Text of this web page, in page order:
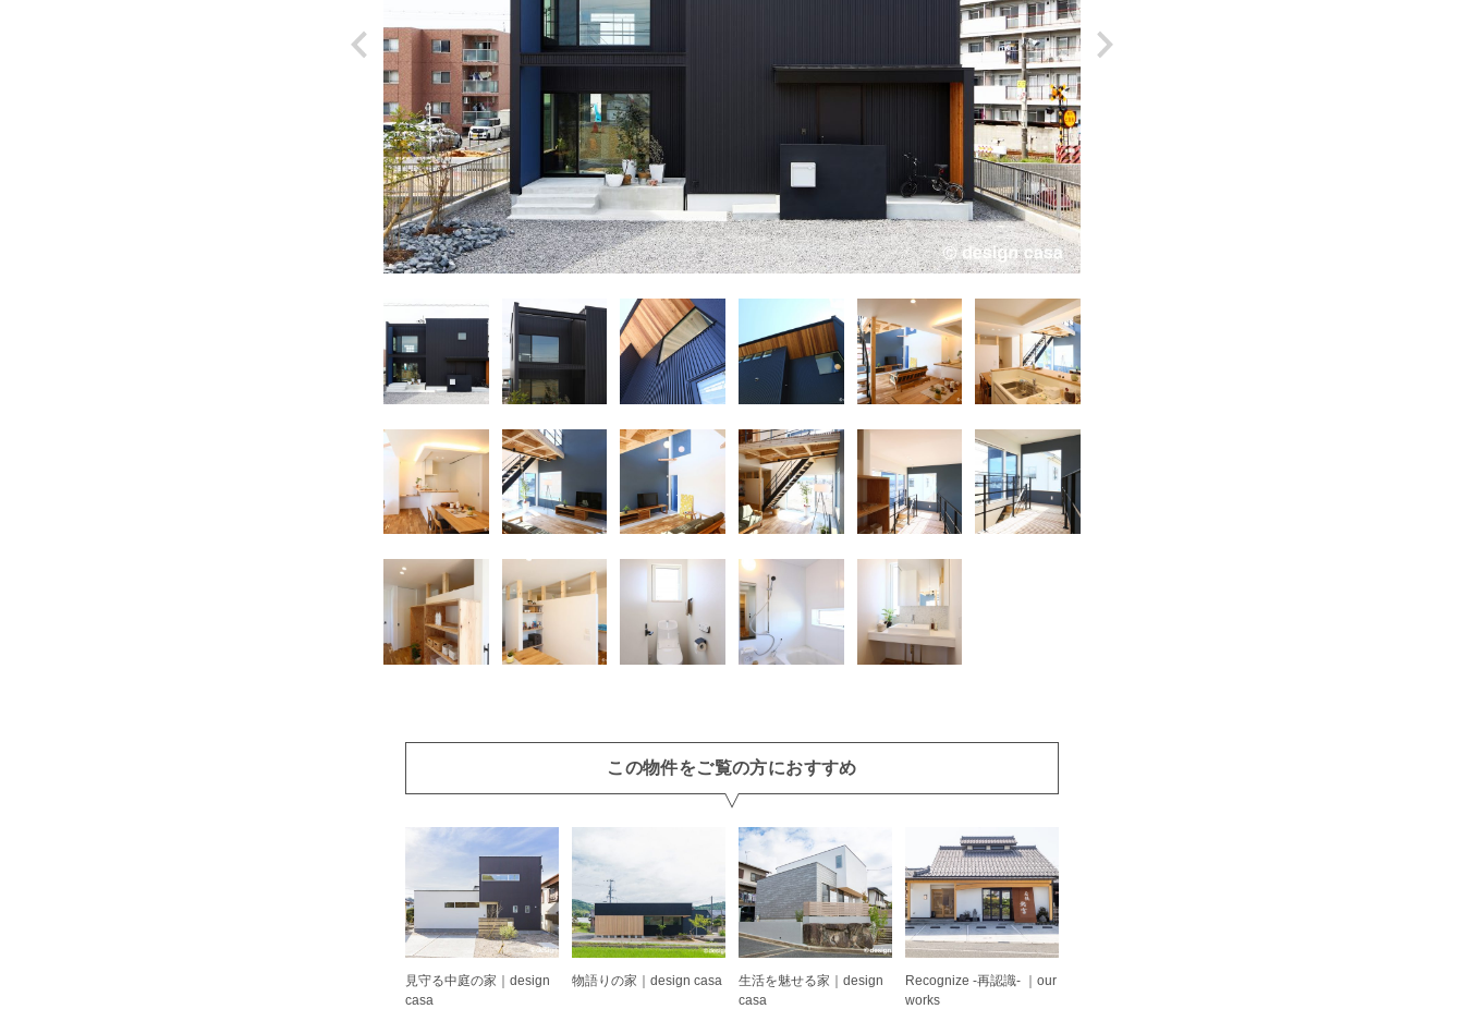
この物件をご覧の方におすすめ
見守る中庭の家｜design
casa
物語りの家｜design casa
生活を魅せる家｜design
casa
Recognize -再認識- ｜our
works